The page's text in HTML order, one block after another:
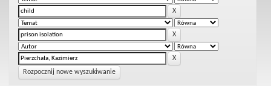
Rozpocznij nowe wyszukiwanie